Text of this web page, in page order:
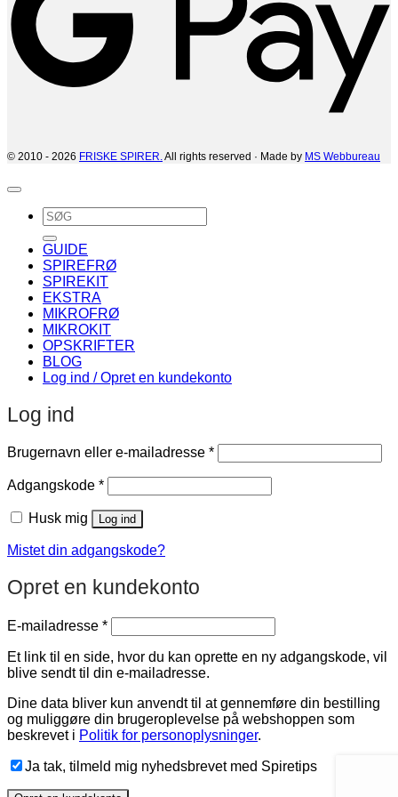
© 2010 - 2026 FRISKE SPIRER. All rights reserved · Made by MS Webbureau
Søg
efter:
GUIDE
SPIREFRØ
SPIREKIT
EKSTRA
MIKROFRØ
MIKROKIT
OPSKRIFTER
BLOG
Log ind / Opret en kundekonto
Log ind
Brugernavn eller e-mailadresse *Påkrævet
Adgangskode *Påkrævet
Husk mig Log ind
Mistet din adgangskode?
Opret en kundekonto
E-mailadresse *Påkrævet
Et link til en side, hvor du kan oprette en ny adgangskode, vil
blive sendt til din e-mailadresse.
Dine data bliver kun anvendt til at gennemføre din bestilling
og muliggøre din brugeroplevelse på webshoppen som
beskrevet i Politik for personoplysninger.
Ja tak, tilmeld mig nyhedsbrevet med Spiretips